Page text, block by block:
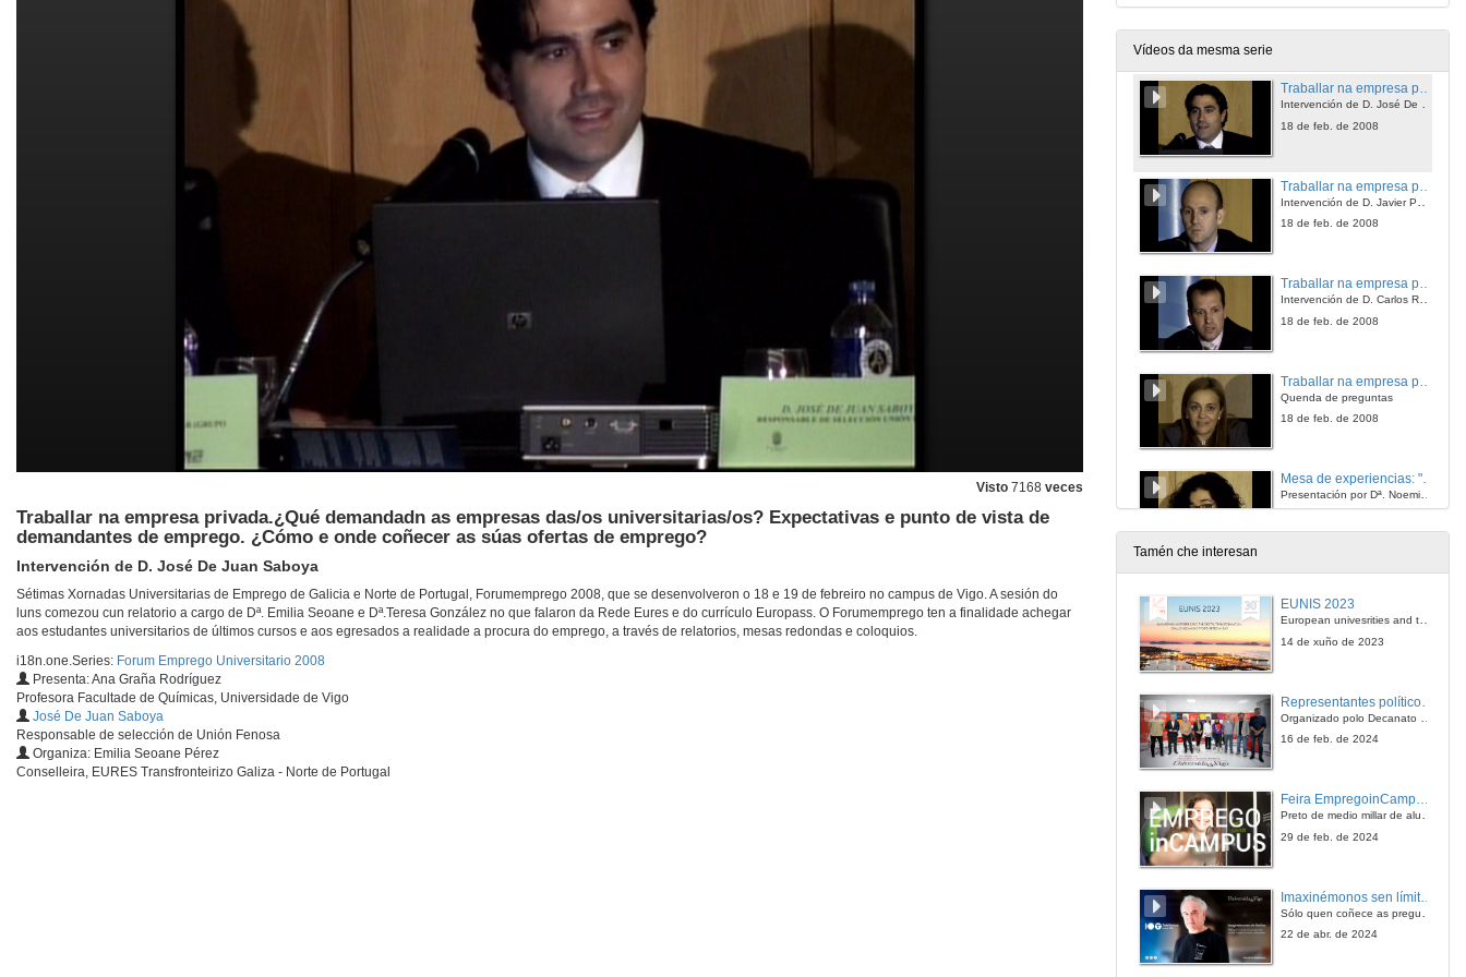
Visto 7168 veces
Traballar na empresa privada.¿Qué demandadn as empresas das/os universitarias/os? Expectativas e punto de vista de
demandantes de emprego. ¿Cómo e onde coñecer as súas ofertas de emprego?
Intervención de D. José De Juan Saboya
Sétimas Xornadas Universitarias de Emprego de Galicia e Norte de Portugal, Forumemprego 2008, que se desenvolveron o 18 e 19 de febreiro no campus de Vigo. A sesión do
luns comezou cun relatorio a cargo de Dª. Emilia Seoane e Dª.Teresa González no que falaron da Rede Eures e do currículo Europass. O Forumemprego ten a finalidade achegar
aos estudantes universitarios de últimos cursos e aos egresados a realidade a procura do emprego, a través de relatorios, mesas redondas e coloquios.
i18n.one.Series: Forum Emprego Universitario 2008
Presenta: Ana Graña Rodríguez
Profesora Facultade de Químicas, Universidade de Vigo
José De Juan Saboya
Responsable de selección de Unión Fenosa
Organiza: Emilia Seoane Pérez
Conselleira, EURES Transfronteirizo Galiza - Norte de Portugal
Vídeos da mesma serie
Intervención de D. Luis Rupérez
18 de feb. de 2008
Traballar na empresa privada.¿Qué demandadn as empresas das/os universitarias/os? Expectativas e punto de vista de demandantes de emprego. ¿Cómo e onde coñecer as súas ofertas de emprego?
Intervención de D. José De Juan Saboya
18 de feb. de 2008
Intervención de D. Javier Pou de los Mozos
18 de feb. de 2008
Traballar na empresa privada.¿Qué demandadn as empresas das/os universitarias/os? Expectativas e punto de vista de demandantes de emprego. ¿Cómo e onde coñecer as súas ofertas de emprego?
Intervención de D. Carlos Ramos
18 de feb. de 2008
Quenda de preguntas
18 de feb. de 2008
Mesa de experiencias: "De universitaria/o a profesional: experiencias na procura de emprego e no exercicio profesional por tituladas/os da Universidade de Vigo
Presentación por Dª. Noemi García
Mesa de experiencias: "De universitaria/o a profesional: experiencias na procura de emprego e no exercicio profesional por tituladas/os da Universidade de Vigo
18 de feb. de 2008
18 de feb. de 2008
18 de feb. de 2008
18 de feb. de 2008
Tamén che interesan
EUNIS 2023
European univesrities and the digital transformation: challenges and opportunities ahead
14 de xuño de 2023
Organizado polo Decanato e a Delegación de Alumnado de Dirección e Xestión Pública e coa participación de candidatos de PP, BNG, PSOE, Sumar e Podemos
16 de feb. de 2024
Feira EmpregoinCampus Vigo 2024
Preto de medio millar de alumnas e alumnos buscan coñecer máis de preto as oportunidades que lles achegan as arredor de medio cento de empresas que participan na edición viguesa da feira. Xunto coa visita aos stands, durante a feria desenvólvense varias actividades complementarias, como obradoiros, conversas, mesas redondas ou o pasaporte de empregabilidade, un espazo no que poderán recibir asesoramento sobre o seu CV.
29 de feb. de 2024
Sólo quen coñece as preguntas pode imaxinar novas respostas
22 de abr. de 2024